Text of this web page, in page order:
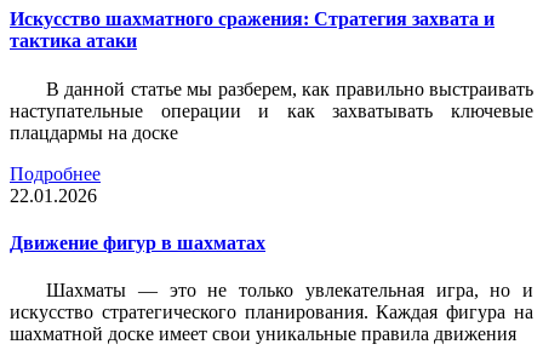
Искусство шахматного сражения: Стратегия захвата и
тактика атаки
В данной статье мы разберем, как правильно выстраивать
наступательные операции и как захватывать ключевые
плацдармы на доске
Подробнее
22.01.2026
Движение фигур в шахматах
Шахматы — это не только увлекательная игра, но и
искусство стратегического планирования. Каждая фигура на
шахматной доске имеет свои уникальные правила движения